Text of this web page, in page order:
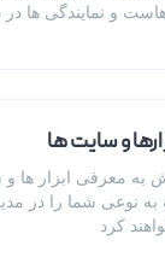
هاست و نمایندگی ها
و سایت ها
به معرفی ابزار ها
به نوعی شما را در
کرد